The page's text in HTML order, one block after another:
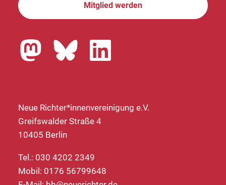
Mitglied werden
Neue Richter*innenvereinigung e.V.
Greifswalder Straße 4
10405 Berlin
Tel.: 030 4202 2349
Mobil: 0176 56799648